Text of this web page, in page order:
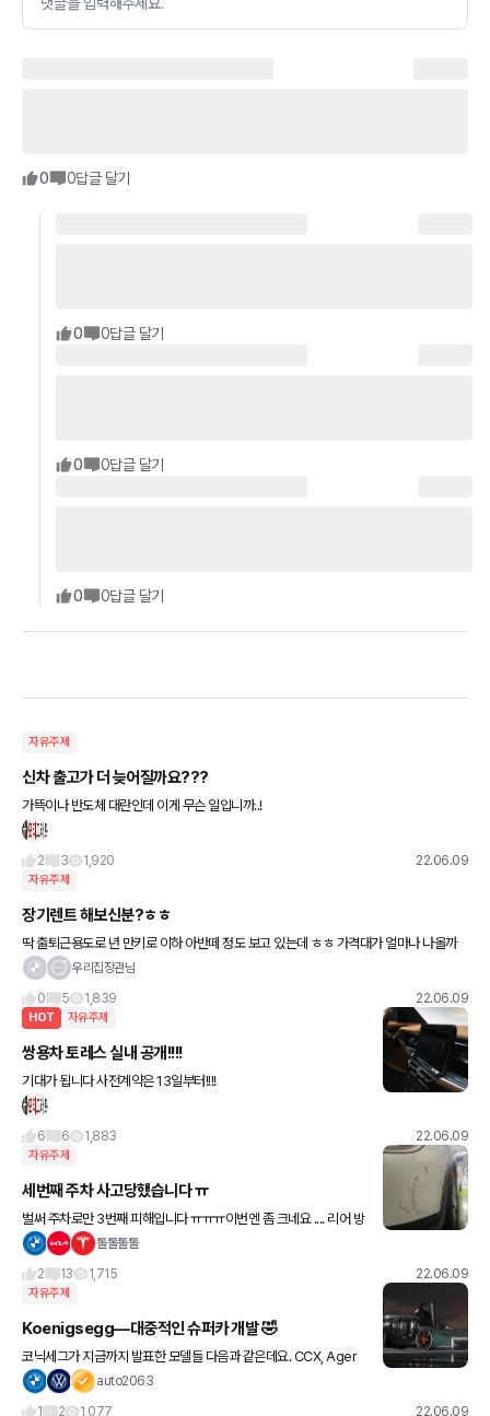
댓글을 입력해주세요.
0 0답글 달기
0 0답글 달기
0 0답글 달기
0 0답글 달기
자유주제
신차 출고가 더 늦어질까요???
가뜩이나 반도체 대란인데 이게 무슨 일입니까..!
2 3 1,920 22.06.09
자유주제
장기렌트 해보신분?ㅎㅎ
딱 출퇴근용도로 년 만키로 이하 아반떼 정도 보고 있는데 ㅎㅎ 가격대가 얼마나 나올까
여? 겟차내에서 확인해봤는데 27정도 나오던데 이정도가 맞을까요?
우리집장관님
0
5 1,839 22.06.09
HOT 자유주제
쌍용차 토레스 실내 공개!!!!
기대가 됩니다 사전계약은 13일부터!!!!
6 6 1,883 22.06.09
자유주제
세번째 주차 사고당했습니다 ㅠ
벌써 주차로만 3번째 피해입니다 ㅠㅠㅠ이번엔 좀 크네요 .... 리어 방
향지시등은 교환일것 같고 범퍼 도장한판 클래딩 휠하우스쪽하고 범
톨톨톨톨
2
13 1,715 22.06.09
자유주제
Koenigsegg—대중적인 슈퍼카 개발 🤣
코닉세그가 지금까지 발표한 모델들 다음과 같은데요. CCX, Ager
a, Regera, Jesko, Jesko Absolut 그리고 4인승으로 가장 최근
auto2063
1
2 1,077 22.06.09